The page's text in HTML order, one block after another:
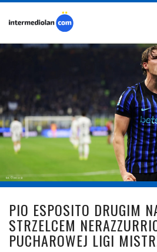
fot. © inter.it
PIO ESPOSITO DRUGIM
STRZELCEM
PUCHAROWEJ LIGI